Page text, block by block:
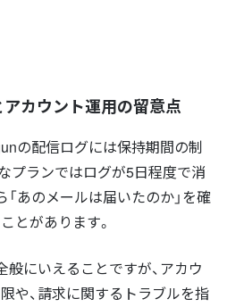
カウント運用の留意点
の配信ログには保持期間の制
プランではログが5日程度で消
「あのメールは届いたのか」を確
とがあります。
般にいえることですが、アカウ
や、請求に関するトラブルを指